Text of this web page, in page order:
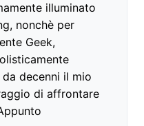
illuminato
nonchè per
Geek,
decenni il mio
di affrontare